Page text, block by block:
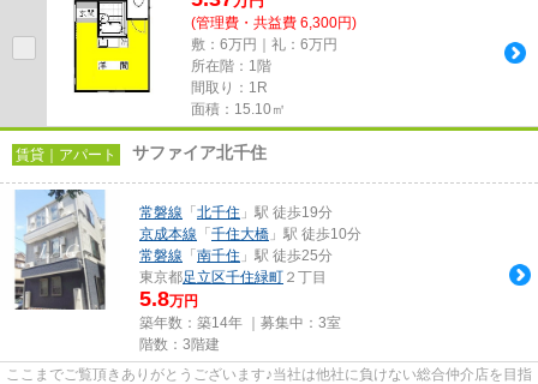
(管理費・共益費 6,300円)
敷：6万円｜礼：6万円
所在階：1階
間取り：1R
面積：15.10㎡
賃貸｜アパート サファイア北千住
常磐線 「 北千住 」駅 徒歩19分
京成本線 「 千住大橋 」駅 徒歩10分
常磐線 「 南千住 」駅 徒歩25分
東京都足立区千住緑町 ２丁目
5.8万円
築年数：築14年 ｜募集中： 3室
階数：3階建
ここまでご覧頂きありがとうございます♪当社は他社に負けない総合仲介店を目指